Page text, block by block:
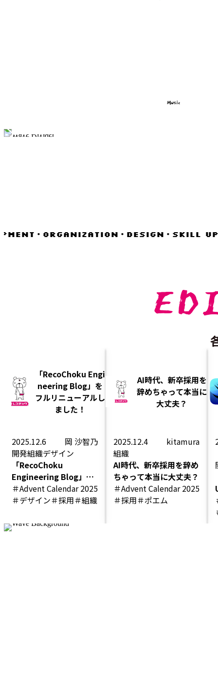
Music
・ORGANIZATION・DESIGN・SKILL UP
「RecoChoku Engi
neering Blog」を
フルリニューアルし
ました！
2025.12.6
岡 沙智乃
開発組織デザイン
「RecoChoku
Engineering Blog」を
フルリニューアルしまし
た！
＃Advent Calendar 2025
＃デザイン＃採用＃組織
＃デザインリニューアル
AI時代、新卒採用を
辞めちゃって本当に
大丈夫？
2025.12.4
kitamura
組織
AI時代、新卒採用を辞め
ちゃって本当に大丈夫？
＃Advent Calendar 2025
＃採用＃ポエム